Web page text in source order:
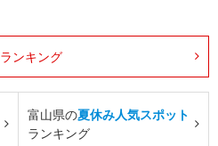
ランキング
富山県の夏休み人気スポット
ランキング